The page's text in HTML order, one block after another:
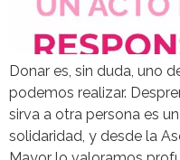
Donar es, sin duda, uno
podemos realizar.
sirva a otra persona es
solidaridad, y desde la